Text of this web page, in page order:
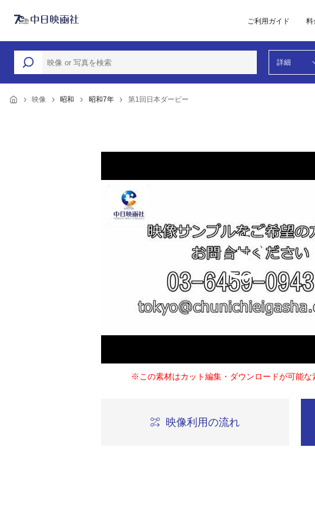
ご利用ガイド 料
詳細
映像 昭和 昭和7年 第1回日本ダービー
※この素材はカット編集・ダウンロードが可能な
映像利用の流れ